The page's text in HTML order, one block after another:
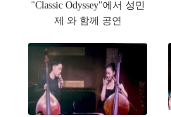
"Classic Odyssey"에서 성민
제 와 함께 공연